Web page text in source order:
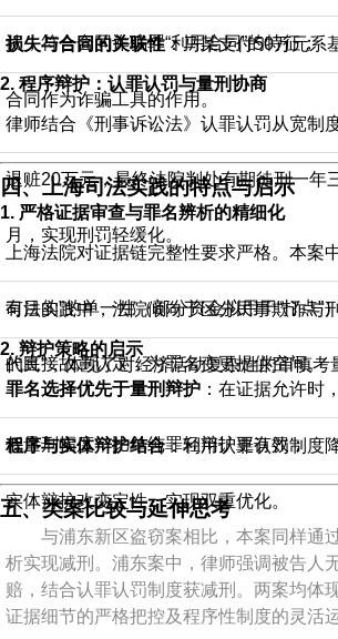
认，符合合同诈骗罪“利用合同”的特征；
损失与合同的关联性：马某支付50万元系
合同作为诈骗工具的作用。
2. 程序辩护：认罪认罚与量刑协商
律师结合《刑事诉讼法》认罪认罚从宽制
退赃20万元，最终法院判处有期徒刑一年
月，实现刑罚轻缓化。
四、上海司法实践的特点与启示
1. 严格证据审查与罪名辨析的精细化
上海法院对证据链完整性要求严格。本案
有目的”的单一性（部分资金拟用于“打点”
的直接故意认定，为罪名变更提供空间。
司法实践中，法院倾向于区分民事欺诈与
代民”，体现了对经济活动复杂性的审慎考
2. 辩护策略的启示
罪名选择优先于量刑辩护 ：在证据允许时
低量刑幅度，比单纯罪轻辩护更有效；
程序与实体辩护结合：利用认罪认罚制度
实体辩护改变定性，实现双重优化。
五、类案比较与延伸思考
与浦东新区盗窃案相比，本案同样通
析实现减刑。浦东案中，律师强调被告人
赔，结合认罪认罚制度获减刑。两案均体
证据细节的严格把控及程序性制度的灵活运